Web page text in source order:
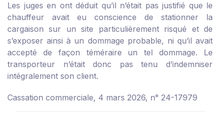
Les juges en ont déduit qu’il n’était pas justifié que le
chauffeur avait eu conscience de stationner la
cargaison sur un site particulièrement risqué et de
s’exposer ainsi à un dommage probable, ni qu’il avait
accepté de façon téméraire un tel dommage. Le
transporteur n’était donc pas tenu d’indemniser
intégralement son client.
Cassation commerciale, 4 mars 2026, n° 24-17979